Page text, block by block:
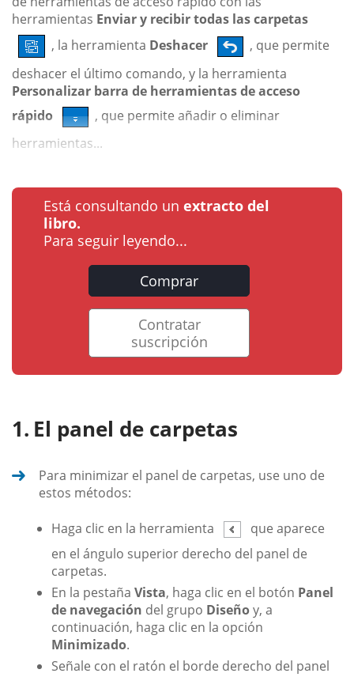
herramientas Enviar y recibir todas las carpetas
, la herramienta Deshacer
, que permite
deshacer el último comando, y la herramienta
Personalizar barra de herramientas de acceso
rápido
, que permite añadir o eliminar
herramientas...
Está consultando un extracto del
libro.
Para seguir leyendo...
Comprar
Contratar
suscripción
El panel de carpetas
Para minimizar el panel de carpetas, use uno de
estos métodos:
Haga clic en la herramienta
que aparece
en el ángulo superior derecho del panel de
carpetas.
En la pestaña Vista, haga clic en el botón Panel
de navegación del grupo Diseñoy, a
continuación, haga clic en la opción
Minimizado.
Señale con el ratón el borde derecho del panel